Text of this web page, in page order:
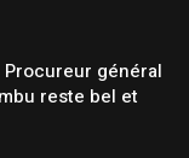
Procureur général
reste bel et